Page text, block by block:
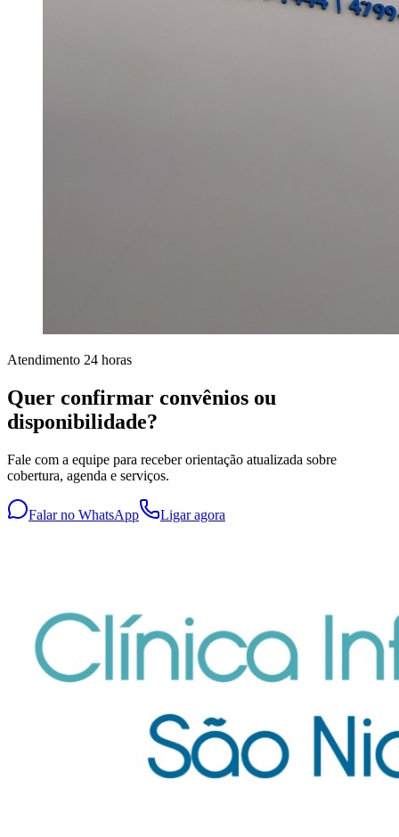
Atendimento 24 horas
Quer confirmar convênios ou
disponibilidade?
Fale com a equipe para receber orientação atualizada sobre
cobertura, agenda e serviços.
Falar no WhatsApp Ligar agora